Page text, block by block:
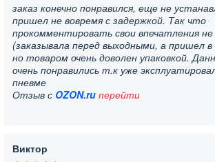
заказ конечно понравился, еще не
пришел не вовремя с задержкой. Так что
прокомментировать свои впечатления не
(заказывала перед выходными, а пришел в
но товаром очень доволен упаковкой.
очень понравились т.к уже
пневме
Отзыв с OZON.ru перейти
Виктор